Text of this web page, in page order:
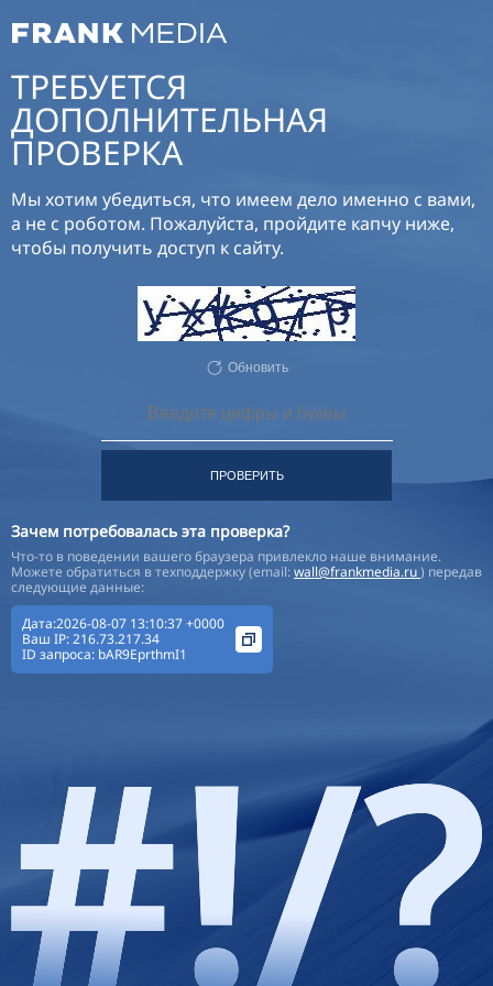
ТРЕБУЕТСЯ
ДОПОЛНИТЕЛЬНАЯ
ПРОВЕРКА
Мы хотим убедиться, что имеем дело именно с вами,
а не с роботом. Пожалуйста, пройдите капчу ниже,
чтобы получить доступ к сайту.
Обновить
ПРОВЕРИТЬ
Зачем потребовалась эта проверка?
Что-то в поведении вашего браузера привлекло наше внимание.
Можете обратиться в техподдержку (email:wall@frankmedia.ru) передав
следующие данные:
Дата:2026-08-07 13:10:37 +0000
Ваш IP:216.73.217.34
ID запроса: bAR9EprthmI1